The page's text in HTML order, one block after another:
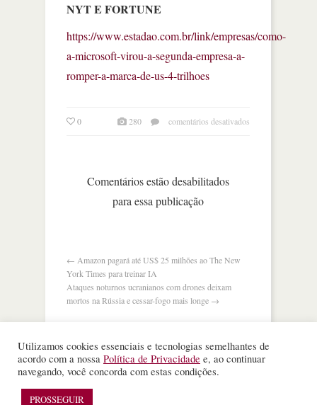
NYT E FORTUNE
https://www.estadao.com.br/link/empresas/como-
a-microsoft-virou-a-segunda-empresa-a-
romper-a-marca-de-us-4-trilhoes
0 280 comentários desativados
trilhões
Comentários estão desabilitados
para essa publicação
← Amazon pagará até US$ 25 milhões ao The New
York Times para treinar IA
Ataques noturnos ucranianos com drones deixam
mortos na Rússia e cessar-fogo mais longe →
Nota Alta ESPM
. Todos os direitos reservados.
WordPress Theme
Utilizamos cookies essenciais e tecnologias semelhantes de
acordo com a nossa Política de Privacidade e, ao continuar
navegando, você concorda com estas condições.
PROSSEGUIR